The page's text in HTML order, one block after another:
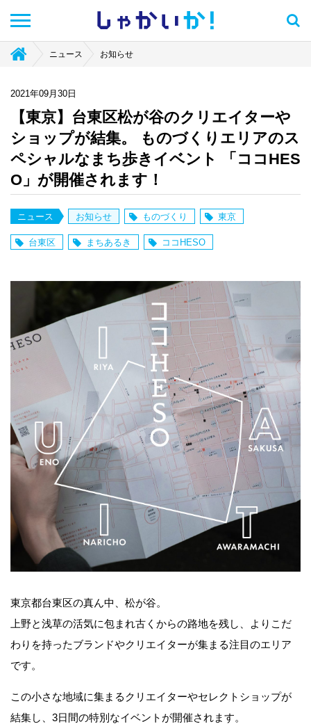
しゃかい か！
ニュース お知らせ
2021年09月30日
【東京】台東区松が谷のクリエイターや
ショップが結集。 ものづくりエリアのス
ペシャルなまち歩きイベント 「ココHES
O」が開催されます！
ニュース お知らせ ものづくり 東京
台東区 まちあるき ココHESO
東京都台東区の真ん中、松が谷。
上野と浅草の活気に包まれ古くからの路地を残し、よりこだ
わりを持ったブランドやクリエイターが集まる注目のエリア
です。
この小さな地域に集まるクリエイターやセレクトショップが
結集し、3日間の特別なイベントが開催されます。